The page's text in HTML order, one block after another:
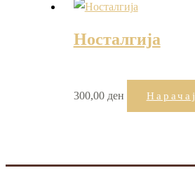
Носталгија
300,00 ден Нарачај